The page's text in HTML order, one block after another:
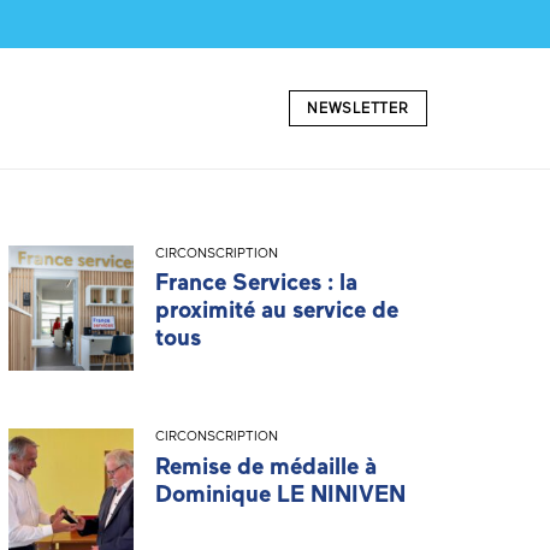
NEWSLETTER
CIRCONSCRIPTION
France Services : la
proximité au service de
tous
CIRCONSCRIPTION
Remise de médaille à
Dominique LE NINIVEN